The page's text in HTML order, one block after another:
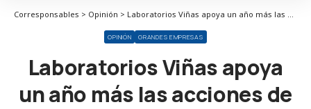
Corresponsables > Opinión > Laboratorios Viñas apoya un año más las acciones de ACNUR para mejorar la salud de la población refugiada en Uganda
OPINIÓN GRANDES EMPRESAS
Laboratorios Viñas apoya
un año más las acciones de